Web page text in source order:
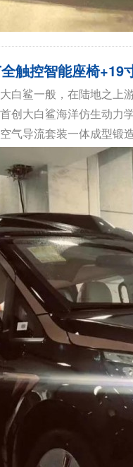
触控智能座椅+19
白鲨一般，在陆地之
创大白鲨海洋仿生动
气导流套装一体成型锻